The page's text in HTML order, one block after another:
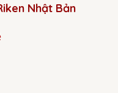
Nhật Bản